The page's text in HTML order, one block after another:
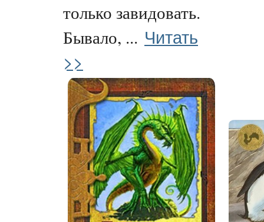
только завидовать.
Бывало, ... Читать
>>